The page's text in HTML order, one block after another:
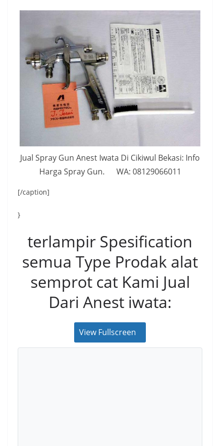
Jual Spray Gun Anest Iwata Di Cikiwul Bekasi: Info
Harga Spray Gun. WA: 08129066011
[/caption]
}
terlampir Spesification
semua Type Prodak alat
semprot cat Kami Jual
Dari Anest iwata:
View Fullscreen